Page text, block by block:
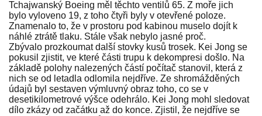
Tchajwanský Boeing měl těchto ventilů 65. Z moře jich
bylo vyloveno 19, z toho čtyři byly v otevřené poloze.
Znamenalo to, že v prostoru pod kabinou muselo dojít k
náhlé ztrátě tlaku. Stále však nebylo jasné proč.
Zbývalo prozkoumat další stovky kusů trosek. Kei Jong se
pokusil zjistit, ve které části trupu k dekompresi došlo. Na
základě polohy nalezených částí počítač stanovil, která z
nich se od letadla odlomila nejdříve. Ze shromážděných
údajů byl sestaven výmluvný obraz toho, co se v
desetikilometrové výšce odehrálo. Kei Jong mohl sledovat
dílo zkázy od začátku až do konce. Zjistil, že nejdříve se